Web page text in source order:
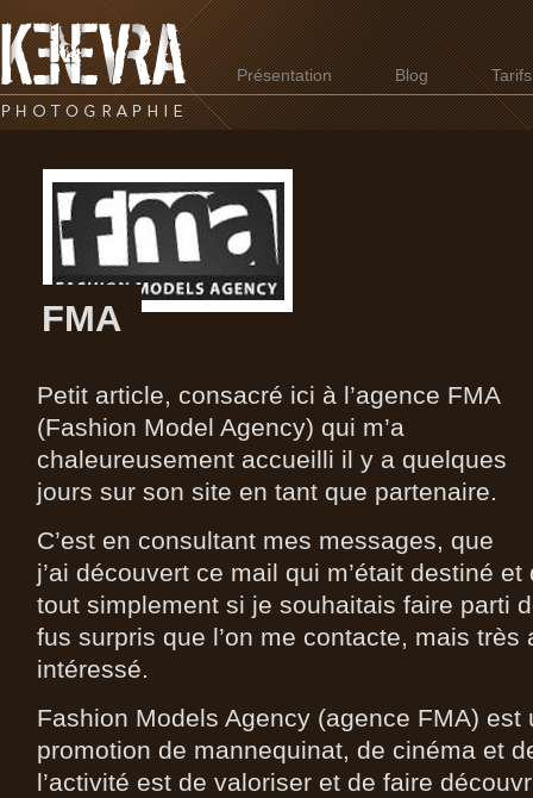
Présentation Blog Tarifs
FMA
Petit article, consacré ici à l’agence FMA
(Fashion Model Agency) qui m’a
chaleureusement accueilli il y a quelques
jours sur son site en tant que partenaire.
C’est en consultant mes messages, que
j’ai découvert ce mail qui m’était destiné
tout simplement si je souhaitais faire parti
fus surpris que l’on me contacte, mais très
intéressé.
Fashion Models Agency (agence FMA) est
promotion de mannequinat, de cinéma et
l’activité est de valoriser et de faire